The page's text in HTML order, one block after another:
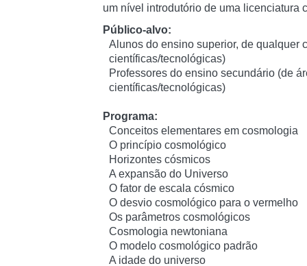
um nível introdutório de uma licenciatura
Público-alvo:
Alunos do ensino superior, de qualquer
científicas/tecnológicas)
Professores do ensino secundário (de
científicas/tecnológicas)
Programa:
Conceitos elementares em cosmologia
O princípio cosmológico
Horizontes cósmicos
A expansão do Universo
O fator de escala cósmico
O desvio cosmológico para o vermelho
Os parâmetros cosmológicos
Cosmologia newtoniana
O modelo cosmológico padrão
A idade do universo